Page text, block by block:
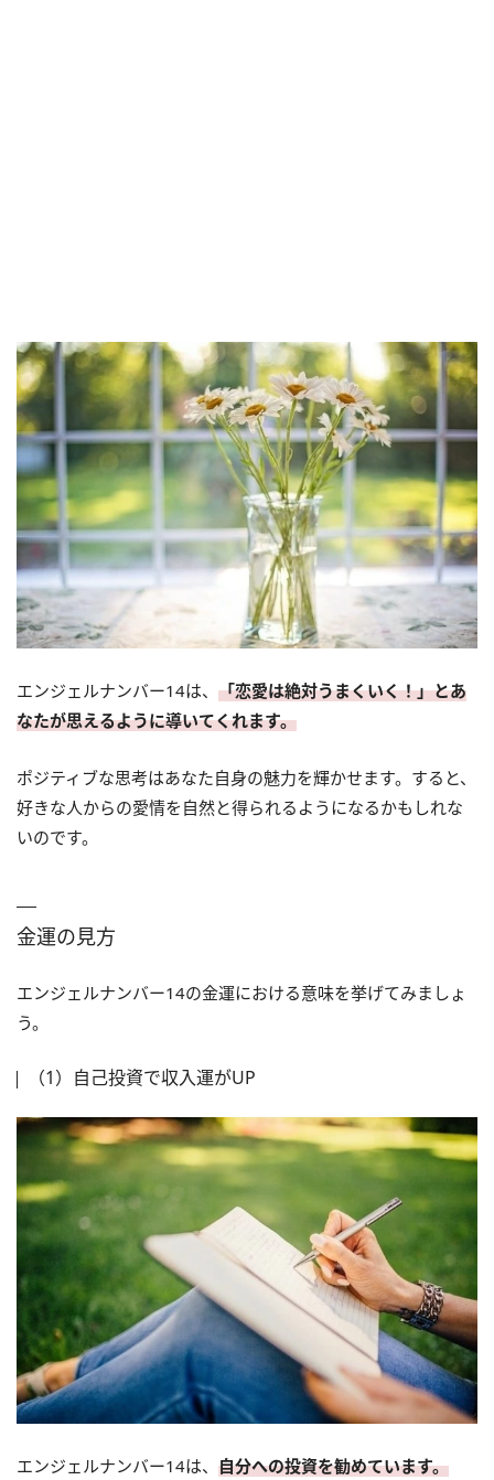
エンジェルナンバー14は、 「恋愛は絶対うまくいく！」とあ
なたが思えるように導いてくれます。
ポジティブな思考はあなた自身の魅力を輝かせます。すると、
好きな人からの愛情を自然と得られるようになるかもしれな
いのです。
金運の見方
エンジェルナンバー14の金運における意味を挙げてみましょ
う。
（1）自己投資で収入運がUP
エンジェルナンバー14は、 自分への投資を勧めています。